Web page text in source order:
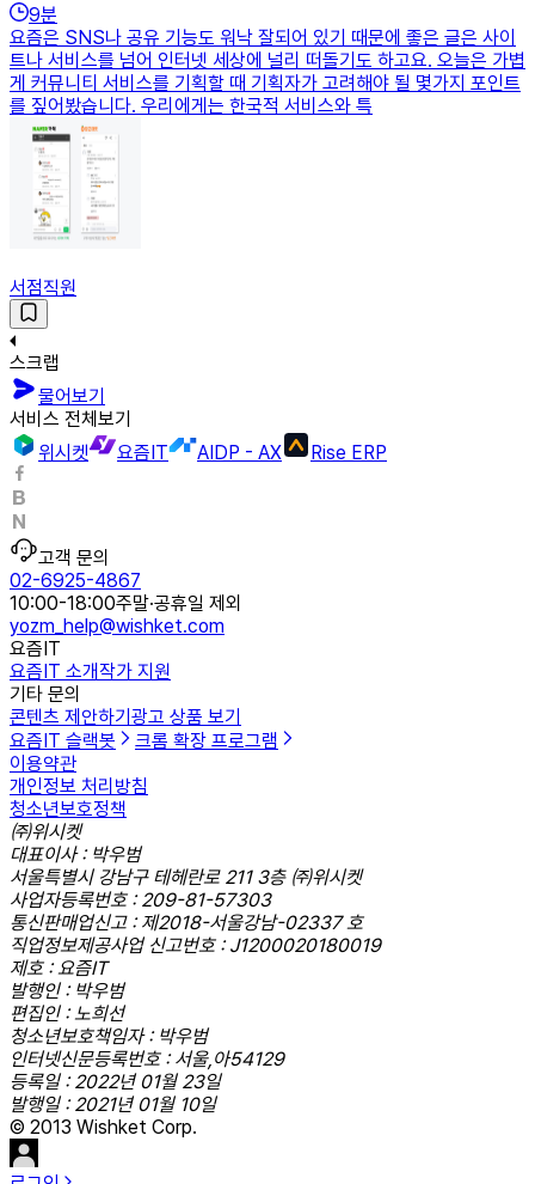
9분
요즘은 SNS나 공유 기능도 워낙 잘되어 있기 때문에 좋은 글은 사이
트나 서비스를 넘어 인터넷 세상에 널리 떠돌기도 하고요. 오늘은 가볍
게 커뮤니티 서비스를 기획할 때 기획자가 고려해야 될 몇가지 포인트
를 짚어봤습니다. 우리에게는 한국적 서비스와 특
서점직원
스크랩
물어보기
서비스 전체보기
위시켓
요즘IT AIDP - AX Rise ERP
고객 문의
02-6925-4867
10:00-18:00주말·공휴일 제외
yozm_help@wishket.com
요즘IT
요즘IT 소개작가 지원
기타 문의
콘텐츠 제안하기 광고 상품 보기
요즘IT 슬랙봇
크롬 확장 프로그램
이용약관
개인정보 처리방침
청소년보호정책
㈜위시켓
대표이사 : 박우범
서울특별시 강남구 테헤란로 211 3층 ㈜위시켓
사업자등록번호 : 209-81-57303
통신판매업신고 : 제2018-서울강남-02337 호
직업정보제공사업 신고번호 : J1200020180019
제호 : 요즘IT
발행인 : 박우범
편집인 : 노희선
청소년보호책임자 : 박우범
인터넷신문등록번호 : 서울,아54129
등록일 : 2022년 01월 23일
발행일 : 2021년 01월 10일
© 2013 Wishket Corp.